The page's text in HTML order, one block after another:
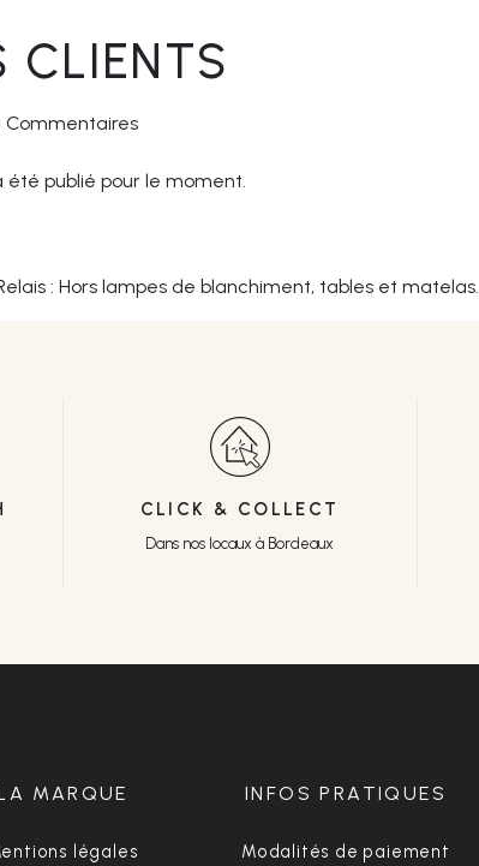
CLIENTS
Commentaires
été publié pour le moment.
: Hors lampes de blanchiment, tables et matelas.
CLICK & COLLECT
Dans nos locaux à Bordeaux
MARQUE
légales
INFOS PRATIQUES
Modalités de paiement